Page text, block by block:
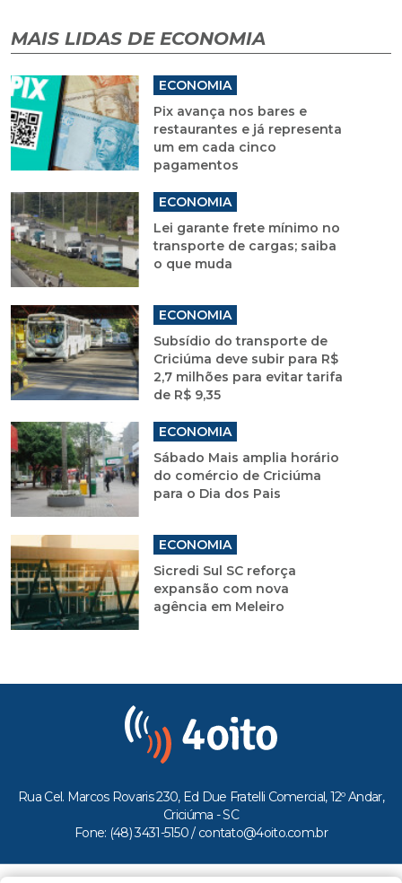
MAIS LIDAS DE ECONOMIA
ECONOMIA
Pix avança nos bares e
restaurantes e já representa
um em cada cinco
pagamentos
ECONOMIA
Lei garante frete mínimo no
transporte de cargas; saiba
o que muda
ECONOMIA
Subsídio do transporte de
Criciúma deve subir para R$
2,7 milhões para evitar tarifa
de R$ 9,35
ECONOMIA
Sábado Mais amplia horário
do comércio de Criciúma
para o Dia dos Pais
ECONOMIA
Sicredi Sul SC reforça
expansão com nova
agência em Meleiro
Rua Cel. Marcos Rovaris 230, Ed Due Fratelli Comercial, 12º Andar,
Criciúma - SC
Fone: (48) 3431-5150 / contato@4oito.com.br